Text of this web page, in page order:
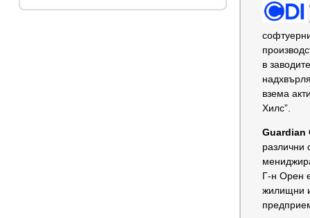
в
взема
Хилс”.
Guardian
различни
Г-н Орен
жилищни